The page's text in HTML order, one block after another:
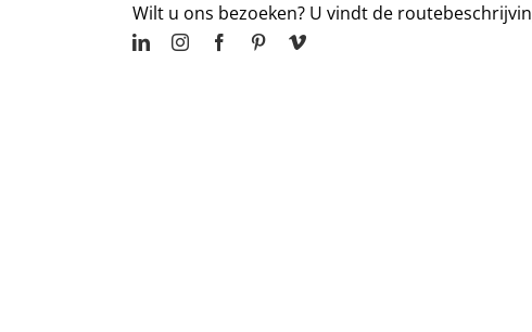
Wilt u ons bezoeken? U vindt de